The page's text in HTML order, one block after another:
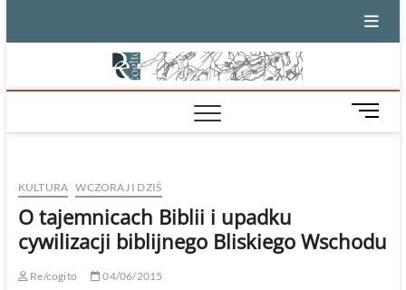
M
e
t
KULTURA WCZORAJ I DZIŚ
O tajemnicach Biblii i upadku
cywilizacji biblijnego Bliskiego Wschodu
Re/cogito
04/06/2015